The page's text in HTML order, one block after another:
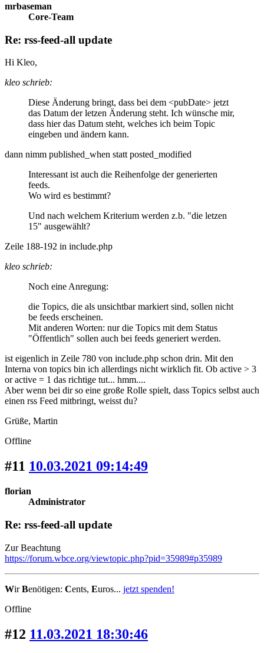
mrbaseman
Core-Team
Re: rss-feed-all update
Hi Kleo,
kleo schrieb:
Diese Änderung bringt, dass bei dem <pubDate> jetzt
das Datum der letzen Änderung steht. Ich wünsche mir,
dass hier das Datum steht, welches ich beim Topic
eingeben und ändern kann.
dann nimm published_when statt posted_modified
Interessant ist auch die Reihenfolge der generierten
feeds.
Wo wird es bestimmt?
Und nach welchem Kriterium werden z.b. "die letzen
15" ausgewählt?
Zeile 188-192 in include.php
kleo schrieb:
Noch eine Anregung:
die Topics, die als unsichtbar markiert sind, sollen nicht
be feeds erscheinen.
Mit anderen Worten: nur die Topics mit dem Status
"Öffentlich" sollen auch bei feeds generiert werden.
ist eigenlich in Zeile 780 von include.php schon drin. Mit den
Interna von topics bin ich allerdings nicht wirklich fit. Ob active > 3
or active = 1 das richtige tut... hmm....
Aber wenn bei dir so eine große Rolle spielt, dass Topics selbst auch
einen rss Feed mitbringt, weisst du?
Grüße, Martin
Offline
#11 10.03.2021 09:14:49
florian
Administrator
Re: rss-feed-all update
Zur Beachtung
https://forum.wbce.org/viewtopic.php?pid=35989#p35989
WirBenötigen: Cents, Euros... jetzt spenden!
Offline
#12 11.03.2021 18:30:46